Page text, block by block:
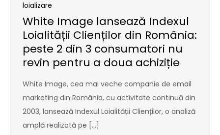
loializare
White Image lansează Indexul
Loialității Clienților din România:
peste 2 din 3 consumatori nu
revin pentru a doua achiziție
White Image, cea mai veche companie de email
marketing din România, cu activitate continuă din
2003, lansează Indexul Loialității Clienților, o analiză
amplă realizată pe […]